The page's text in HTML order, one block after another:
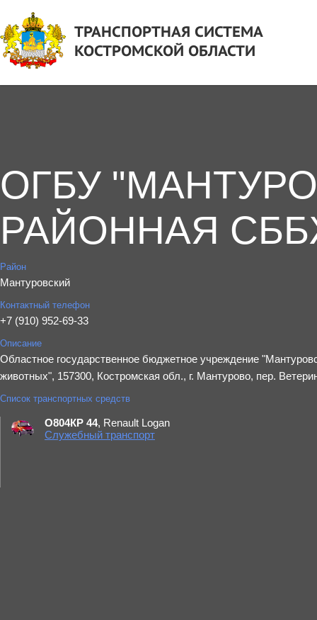
ТРАНСПОРТНАЯ СИСТЕМА
КОСТРОМСКОЙ ОБЛАСТИ
ОГБУ
РАЙОННАЯ
Район
Мантуровский
Контактный телефон
+7 (910) 952-69-33
Описание
Областное государственное бюджетное учреждение
животных", 157300, Костромская обл., г. Мантурово, пер.
Список транспортных средств
О804КР 44, Renault Logan
Служебный транспорт